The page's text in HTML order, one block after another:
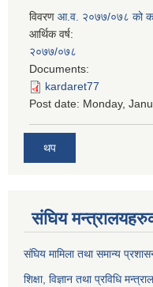
विवरण आ.व. २०७७/०७८ को
आर्थिक वर्ष:
२०७७/०७८
Documents:
kardaret77
Post date: Monday,
थप
स‌ंघिय
स‌ंघिय मामिला तथा समान्य
शिक्षा, विज्ञान तथा प्रविधि